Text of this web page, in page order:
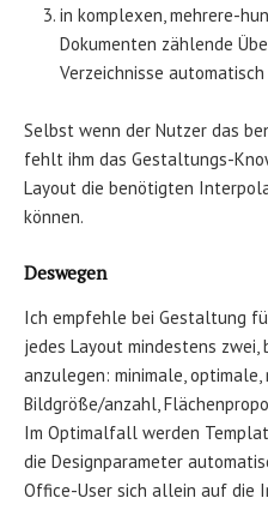
in komplexen, mehrere-
Dokumenten zählende
Verzeichnisse
Selbst wenn der Nutzer das
fehlt ihm das Gestaltungs-
Layout die benötigten
können.
Deswegen
Ich empfehle bei Gestaltung
jedes Layout mindestens zwei,
anzulegen: minimale,
Bildgröße/anzahl,
Im Optimalfall werden
die Designparameter
Office-User sich allein auf die